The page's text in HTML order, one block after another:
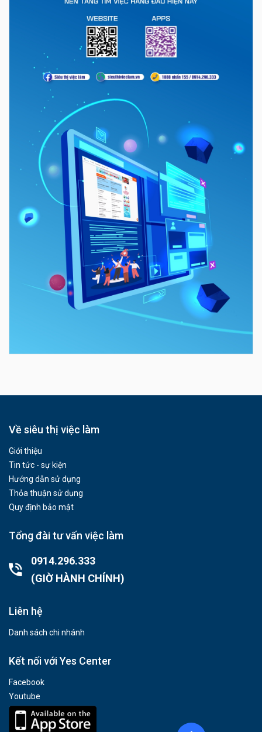
Về siêu thị việc làm
Giới thiệu
Tin tức - sự kiện
Hướng dẫn sử dụng
Thỏa thuận sử dụng
Quy định bảo mật
Tổng đài tư vấn việc làm
0914.296.333
(GIỜ HÀNH CHÍNH)
Liên hệ
Danh sách chi nhánh
Kết nối với Yes Center
Facebook
Youtube